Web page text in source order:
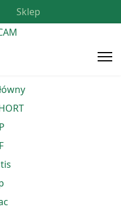
Sklep